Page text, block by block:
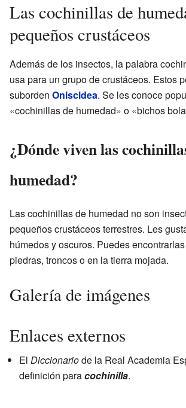
Las cochinillas de
pequeños crustáceos
Además de los insectos, la palabra
usa para un grupo de crustáceos. Estos
suborden Oniscidea. Se les conoce
«cochinillas de humedad» o «bichos
¿Dónde viven las
humedad?
Las cochinillas de humedad no son
pequeños crustáceos terrestres. Les
húmedos y oscuros. Puedes
piedras, troncos o en la tierra mojada.
Galería de imágenes
Enlaces externos
El Diccionariode la Real Academia
definición paracochinilla.